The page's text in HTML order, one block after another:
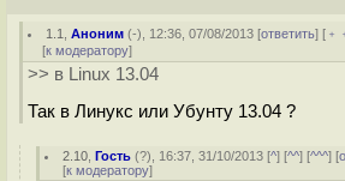
1.1 ,Аноним (-), 12:36, 07/08/2013 [ответить] [
[к модератору]
>> в Linux 13.04
Так в Линукс или Убунту 13.04 ?
2.10 ,Гость (?), 16:37, 31/10/2013 [^] [^^] [^^^] [
[к модератору]